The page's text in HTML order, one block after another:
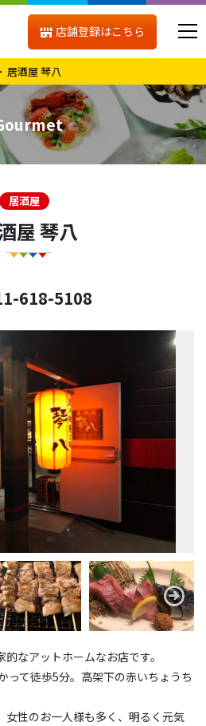
店舗登録はこちら
居酒屋 琴八
居酒屋
屋 琴八
618-5108
なアットホームなお店です。
って徒歩5分。高架下の赤いちょうち
女性のお一人様も多く、明るく元気